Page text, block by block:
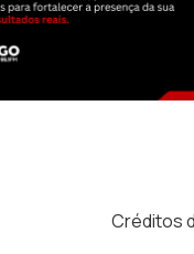
Créditos